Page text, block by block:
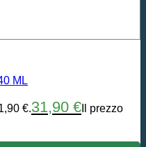
ML
€.31,90 € Il prezzo